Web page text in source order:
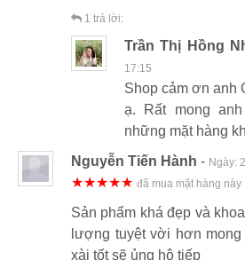
1 trả lời:
Trần Thị Hồng
17:15
Shop cảm ơn anh
ạ. Rất mong
những mặt hàng
Nguyễn Tiến Hành - Ngày:
★★★★★ đã mua mặt hàng này
Sản phẩm khá đẹp và
lượng tuyệt vời hơn
xài tốt sẽ ủng hộ tiếp